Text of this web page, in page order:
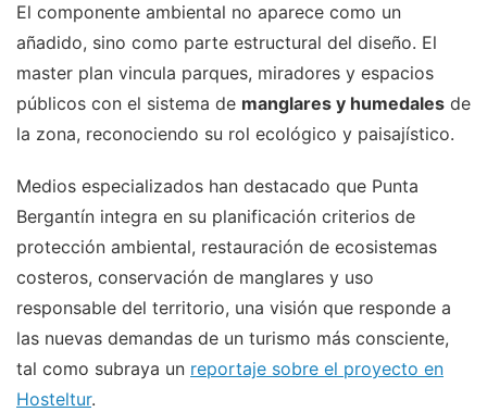
El componente ambiental no aparece como un
añadido, sino como parte estructural del diseño. El
master plan vincula parques, miradores y espacios
públicos con el sistema de manglares y humedales de
la zona, reconociendo su rol ecológico y paisajístico.
Medios especializados han destacado que Punta
Bergantín integra en su planificación criterios de
protección ambiental, restauración de ecosistemas
costeros, conservación de manglares y uso
responsable del territorio, una visión que responde a
las nuevas demandas de un turismo más consciente,
tal como subraya un reportaje sobre el proyecto en
Hosteltur.